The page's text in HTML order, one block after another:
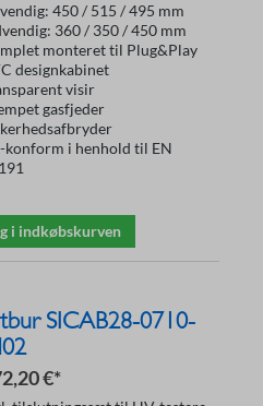
450 / 515 / 495 mm
360 / 350 / 450 mm
monteret til Plug&Play
designkabinet
visir
gasfjeder
konform i henhold til EN
i indkøbskurven
SICAB28-0710-
€*